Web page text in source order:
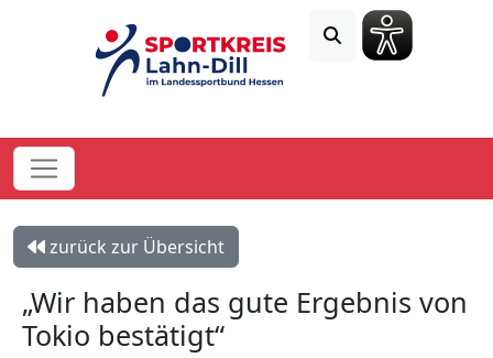
zurück zur Übersicht
„Wir haben das gute Ergebnis von
Tokio bestätigt“